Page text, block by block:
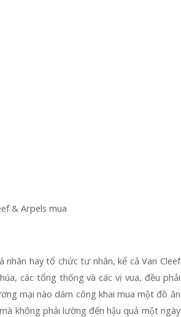
& Arpels mua
hay tổ chức tư nhân, kể cả Van Cleef
các tổng thống và các vị vua, đều phải
mại nào dám công khai mua một đồ ăn
không phải lường đến hậu quả một ngày